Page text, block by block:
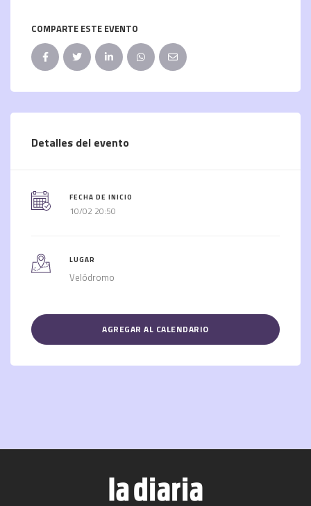
COMPARTE ESTE EVENTO
Detalles del evento
FECHA DE INICIO
10/02 20:50
LUGAR
Velódromo
AGREGAR AL CALENDARIO